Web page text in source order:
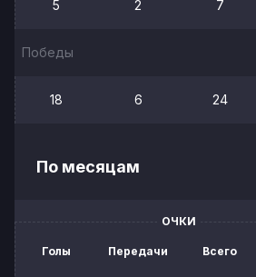
5 2 7
Победы
18 6 24
По месяцам
ОЧКИ
Голы Передачи Всего